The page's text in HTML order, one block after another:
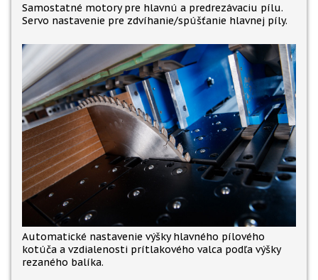
Samostatné motory pre hlavnú a predrezávaciu pílu.
Servo nastavenie pre zdvíhanie/spúšťanie hlavnej píly.
Automatické nastavenie výšky hlavného pílového
kotúča a vzdialenosti prítlakového valca podľa výšky
rezaného balíka.